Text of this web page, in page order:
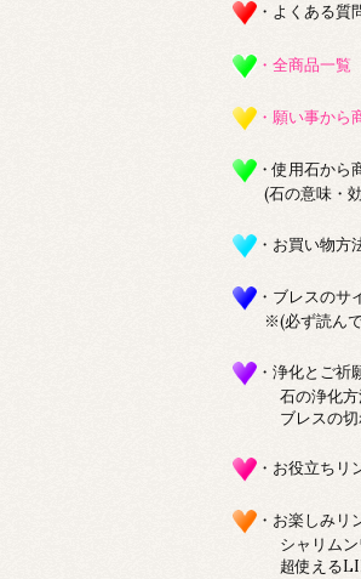
・よくある質
・全商品一覧
・願い事から
・使用石から
(石の意味・効
・お買い物
・ブレスのサ
※(必ず読んで
・浄化とご祈
石の浄化方
ブレスの切
・お役立ちリ
・お楽しみリ
シャリムン
超使える